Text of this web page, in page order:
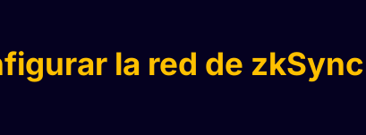
la red de zkSync